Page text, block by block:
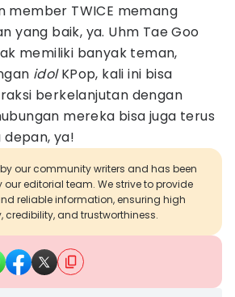
member TWICE memang
yang baik, ya. Uhm Tae Goo
memiliki banyak teman,
idolKPop, kali ini bisa
berkelanjutan dengan
mereka bisa juga terus
ya!
our community writers and has been
our editorial team. We strive to provide
reliable information, ensuring high
and trustworthiness.